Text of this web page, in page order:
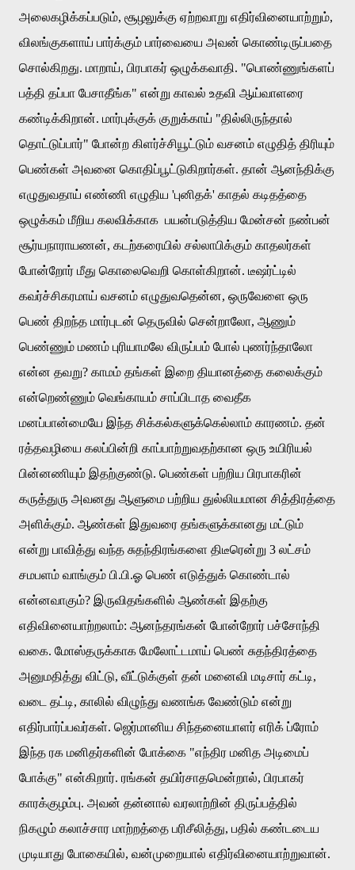
அலைகழிக்கப்படும், சூழலுக்கு ஏற்றவாறு எதிர்வினையாற்றும்,
விலங்குகளாய் பார்க்கும் பார்வையை அவன் கொண்டிருப்பதை
சொல்கிறது. மாறாய், பிரபாகர் ஒழுக்கவாதி. "பொண்ணுங்களப்
பத்தி தப்பா பேசாதீங்க" என்று காவல் உதவி ஆய்வாளரை
கண்டிக்கிறான். மார்புக்குக் குறுக்காய் "தில்லிருந்தால்
தொட்டுப்பார்" போன்ற கிளர்ச்சியூட்டும் வசனம் எழுதித் திரியும்
பெண்கள் அவனை கொதிப்பூட்டுகிறார்கள். தான் ஆனந்திக்கு
எழுதுவதாய் எண்ணி எழுதிய 'புனிதக்' காதல் கடிதத்தை
ஒழுக்கம் மீறிய கலவிக்காக பயன்படுத்திய மேன்சன் நண்பன்
சூர்யநாராயணன், கடற்கரையில் சல்லாபிக்கும் காதலர்கள்
போன்றோர் மீது கொலைவெறி கொள்கிறான். டீஷர்ட்டில்
கவர்ச்சிகரமாய் வசனம் எழுதுவதென்ன, ஒருவேளை ஒரு
பெண் திறந்த மார்புடன் தெருவில் சென்றாலோ, ஆணும்
பெண்ணும் மணம் புரியாமலே விருப்பம் போல் புணர்ந்தாலோ
என்ன தவறு? காமம் தங்கள் இறை தியானத்தை கலைக்கும்
என்றெண்ணும் வெங்காயம் சாப்பிடாத வைதீக
மனப்பான்மையே இந்த சிக்கல்களுக்கெல்லாம் காரணம். தன்
ரத்தவழியை கலப்பின்றி காப்பாற்றுவதற்கான ஒரு உயிரியல்
பின்னணியும் இதற்குண்டு. பெண்கள் பற்றிய பிரபாகரின்
கருத்துரு அவனது ஆளுமை பற்றிய துல்லியமான சித்திரத்தை
அளிக்கும். ஆண்கள் இதுவரை தங்களுக்கானது மட்டும்
என்று பாவித்து வந்த சுதந்திரங்களை திடீரென்று 3 லட்சம்
சமபளம் வாங்கும் பி.பி.ஓ பெண் எடுத்துக் கொண்டால்
என்னவாகும்? இருவிதங்களில் ஆண்கள் இதற்கு
எதிவினையாற்றலாம்: ஆனந்தரங்கன் போன்றோர் பச்சோந்தி
வகை. மோஸ்தருக்காக மேலோட்டமாய் பெண் சுதந்திரத்தை
அனுமதித்து விட்டு, வீட்டுக்குள் தன் மனைவி மடிசார் கட்டி,
வடை
தட்டி, காலில் விழுந்து வணங்க வேண்டும் என்று
எதிர்பார்ப்பவர்கள். ஜெர்மானிய சிந்தனையாளர் எரிக் ப்ரோம்
இந்த ரக மனிதர்களின் போக்கை "எந்திர மனித அடிமைப்
போக்கு" என்கிறார். ரங்கன் தயிர்சாதமென்றால், பிரபாகர்
காரக்குழம்பு. அவன் தன்னால் வரலாற்றின் திருப்பத்தில்
நிகழும் கலாச்சார மாற்றத்தை பரிசீலித்து, பதில் கண்டடைய
முடியாது போகையில், வன்முறையால் எதிர்வினையாற்றுவான்.